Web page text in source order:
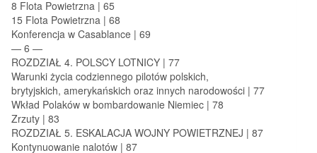
8 Flota Powietrzna | 65
15 Flota Powietrzna | 68
Konferencja w Casablance | 69
— 6 —
ROZDZIAŁ 4. POLSCY LOTNICY | 77
Warunki życia codziennego pilotów polskich,
brytyjskich, amerykańskich oraz innych narodowości | 77
Wkład Polaków w bombardowanie Niemiec | 78
Zrzuty | 83
ROZDZIAŁ 5. ESKALACJA WOJNY POWIETRZNEJ | 87
Kontynuowanie nalotów | 87